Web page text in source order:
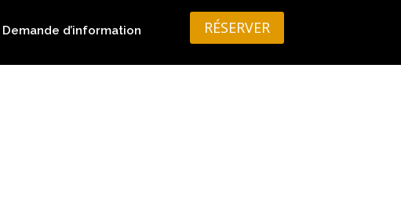
Demande d’information
RÉSERVER